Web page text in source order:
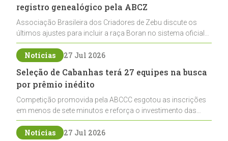
registro genealógico pela ABCZ
Associação Brasileira dos Criadores de Zebu discute os
últimos ajustes para incluir a raça Boran no sistema oficial
de registros, abrindo caminho para sua expansão na
pecuária nacional
Notícias 27 Jul 2026
Seleção de Cabanhas terá 27 equipes na busca
por prêmio inédito
Competição promovida pela ABCCC esgotou as inscrições
em menos de sete minutos e reforça o investimento das
cabanhas na seleção genética de Cavalos Crioulos voltados
ao laço
Notícias 27 Jul 2026